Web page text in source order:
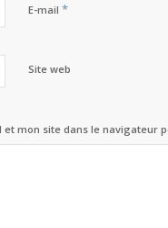
E-mail *
Site web
mon site dans le navigateur